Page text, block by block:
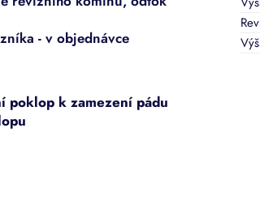
- v objednávce
poklop k zamezení pádu